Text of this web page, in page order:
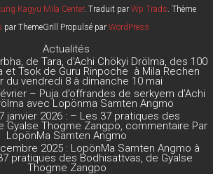
e
C
h
a
n
n
el
Kagyu Mila Center. Traduit par Wp Trads. Thème
par ThemeGrill Propulsé parWordPress
Actualités
de Tara, d’Achi Chökyi Drölma, des 100
et Tsok de Guru Rinpoche à Mila Rechen
du vendredi 8 à dimanche 10 mai
– Puja d’offrandes de serkyem d’Achi
avec Lopönma Samten Angmo
janvier 2026 : – Les 37 pratiques des
Gyalse Thogme Zangpo, commentaire Par
LopönMa Samten Angmo
2025 : LopönMa Samten Angmo à
pratiques des Bodhisattvas, de Gyalse
Thogme Zangpo